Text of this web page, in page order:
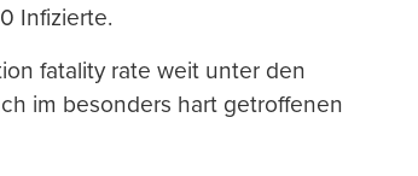
Infizierte.
fatality rate weit unter den
im besonders hart getroffenen